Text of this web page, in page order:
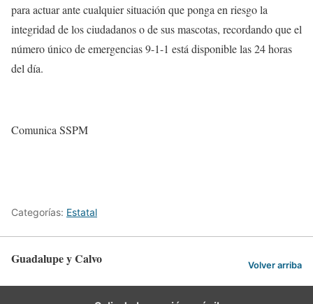
para actuar ante cualquier situación que ponga en riesgo la
integridad de los ciudadanos o de sus mascotas, recordando que el
número único de emergencias 9-1-1 está disponible las 24 horas
del día.
Comunica SSPM
Categorías: Estatal
Guadalupe y Calvo Volver arriba